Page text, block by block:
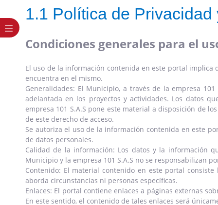
1.1 Política de
Condiciones generales para el
El uso de la información contenida en este portal
encuentra en el mismo.
Generalidades: El Municipio, a través de la empresa
adelantada en los proyectos y actividades. Los datos
empresa 101 S.A.S pone este material a disposición de
de este derecho de acceso.
Se autoriza el uso de la información contenida en este
de datos personales.
Calidad de la información: Los datos y la información
Municipio y la empresa 101 S.A.S no se responsabilizan
Contenido: El material contenido en este portal
aborda circunstancias ni personas específicas.
Enlaces: El portal contiene enlaces a páginas externas
En este sentido, el contenido de tales enlaces será